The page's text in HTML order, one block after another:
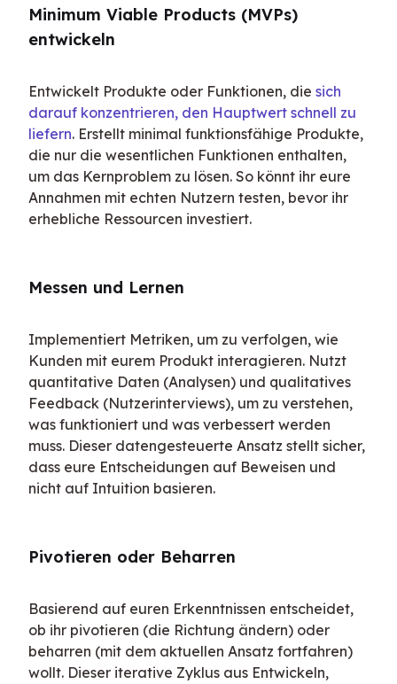
Minimum Viable Products (MVPs)
entwickeln
Entwickelt Produkte oder Funktionen, die sich
darauf konzentrieren, den Hauptwert schnell zu
liefern. Erstellt minimal funktionsfähige Produkte,
die nur die wesentlichen Funktionen enthalten,
um das Kernproblem zu lösen. So könnt ihr eure
Annahmen mit echten Nutzern testen, bevor ihr
erhebliche Ressourcen investiert.
Messen und Lernen
Implementiert Metriken, um zu verfolgen, wie
Kunden mit eurem Produkt interagieren. Nutzt
quantitative Daten (Analysen) und qualitatives
Feedback (Nutzerinterviews), um zu verstehen,
was funktioniert und was verbessert werden
muss. Dieser datengesteuerte Ansatz stellt sicher,
dass eure Entscheidungen auf Beweisen und
nicht auf Intuition basieren.
Pivotieren oder Beharren
Basierend auf euren Erkenntnissen entscheidet,
ob ihr pivotieren (die Richtung ändern) oder
beharren (mit dem aktuellen Ansatz fortfahren)
wollt. Dieser iterative Zyklus aus Entwickeln,